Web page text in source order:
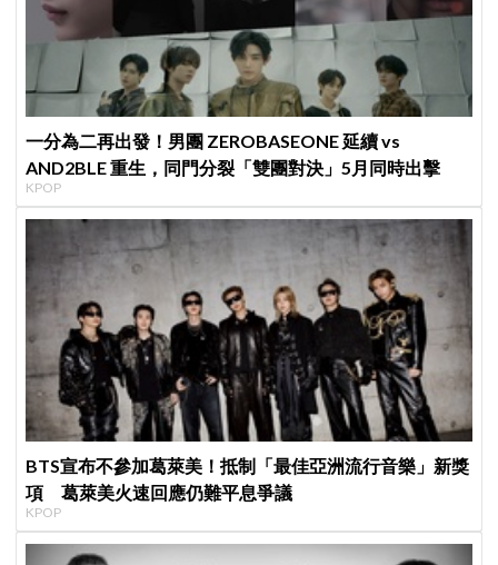
一分為二再出發！男團 ZEROBASEONE 延續 vs
AND2BLE 重生，同門分裂「雙團對決」5月同時出擊
KPOP
BTS宣布不參加葛萊美！抵制「最佳亞洲流行音樂」新獎
項 葛萊美火速回應仍難平息爭議
KPOP